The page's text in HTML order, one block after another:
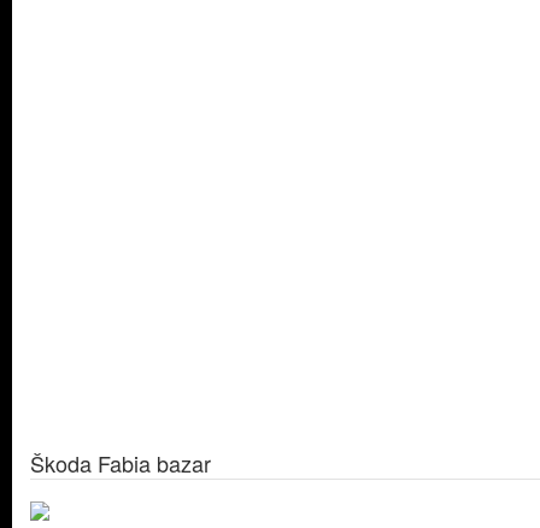
Škoda Fabia bazar